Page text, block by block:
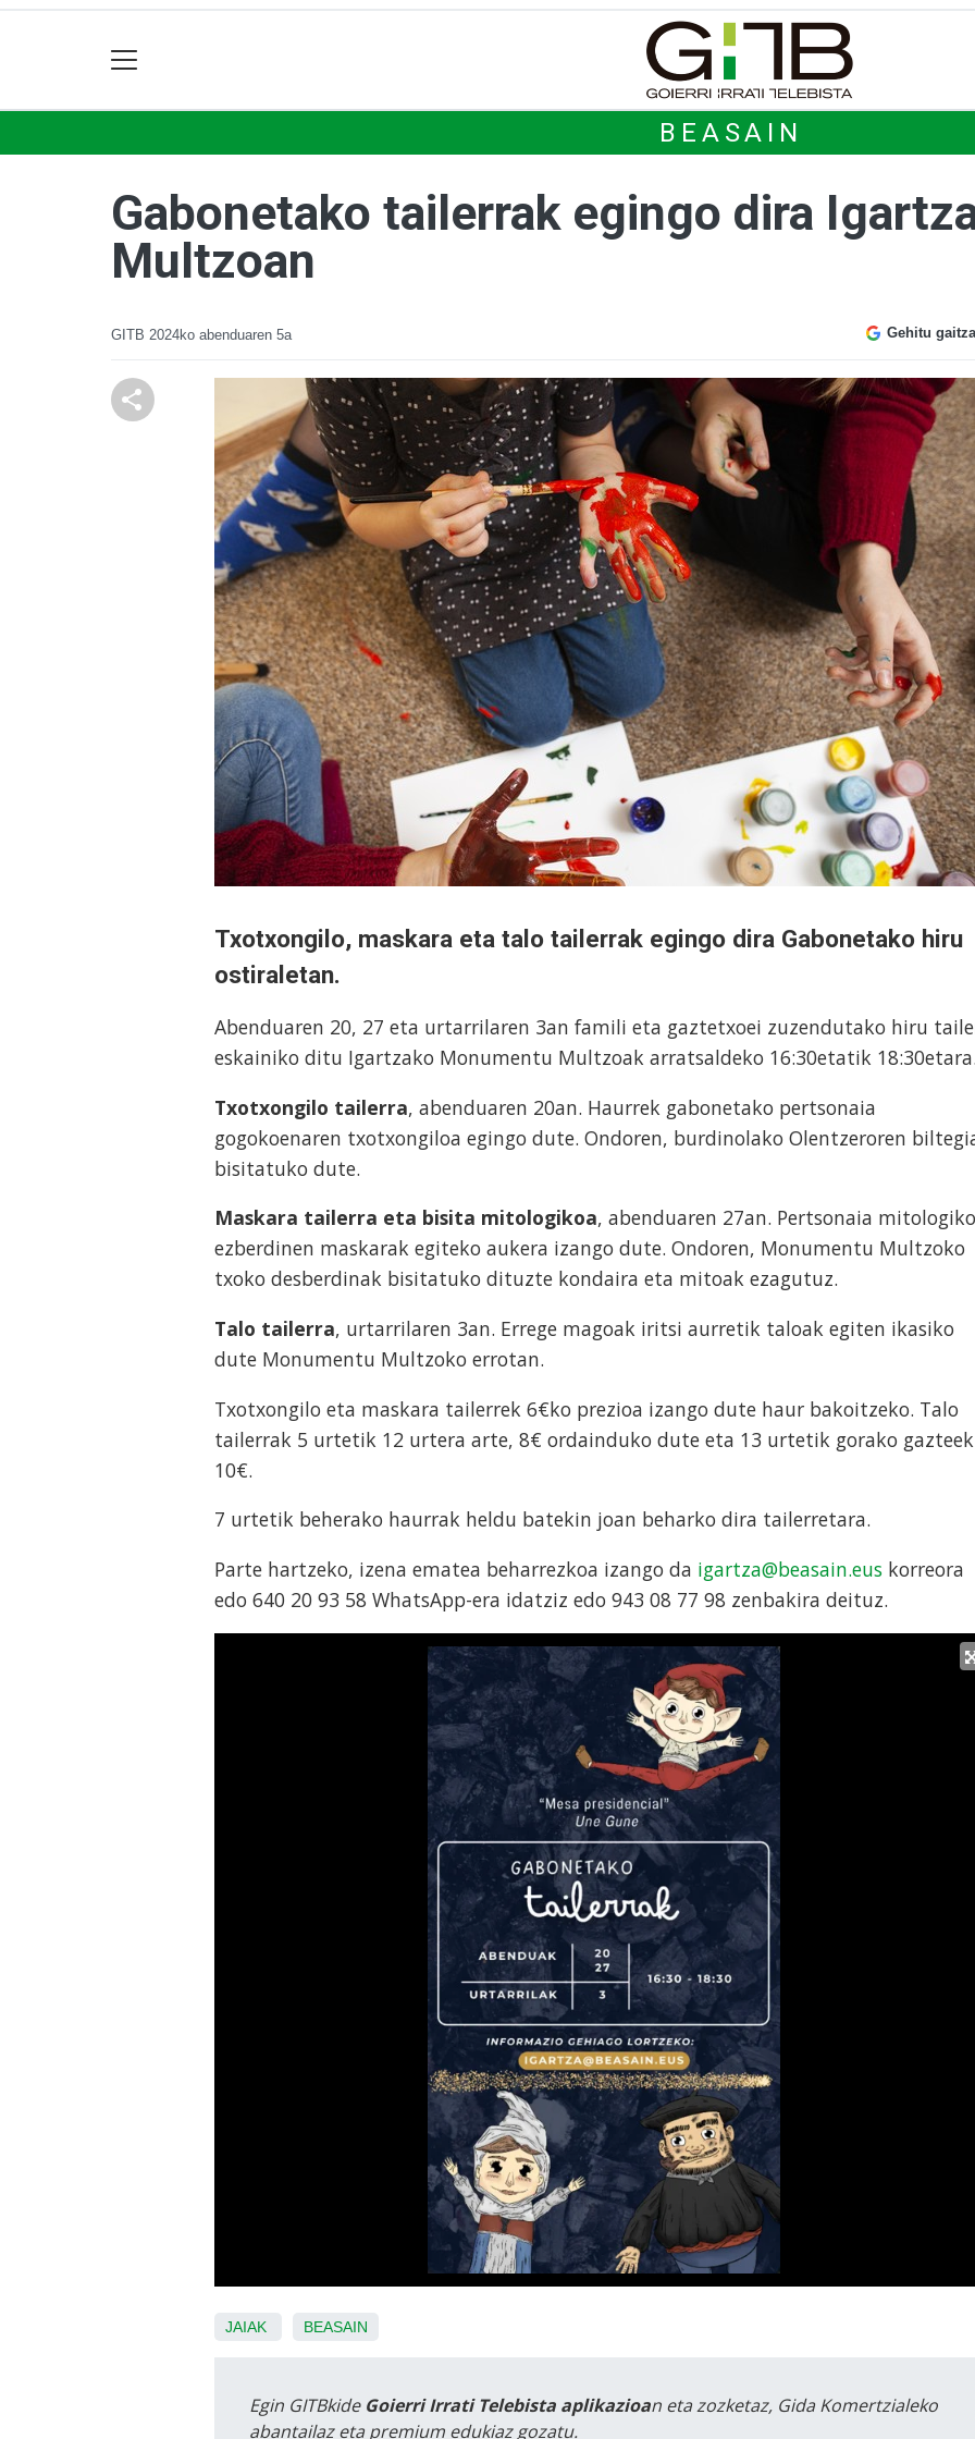
BEASAIN
Gabonetako tailerrak egingo dira
Multzoan
GITB 2024ko abenduaren 5a Gehitu
Txotxongilo, maskara eta talo tailerrak egingo dira Gabonetako hiru
ostiraletan.
Abenduaren 20, 27 eta urtarrilaren 3an famili eta gaztetxoei zuzendutako hiru
eskainiko ditu Igartzako Monumentu Multzoak arratsaldeko 16:30etatik 18:30etara.
Txotxongilo tailerra, abenduaren 20an. Haurrek gabonetako pertsonaia
gogokoenaren txotxongiloa egingo dute. Ondoren, burdinolako Olentzeroren
bisitatuko dute.
Maskara tailerra eta bisita mitologikoa, abenduaren 27an. Pertsonaia mitologiko
ezberdinen maskarak egiteko aukera izango dute. Ondoren, Monumentu Multzoko
txoko desberdinak bisitatuko dituzte kondaira eta mitoak ezagutuz.
Talo tailerra, urtarrilaren 3an. Errege magoak iritsi aurretik taloak egiten ikasiko
dute Monumentu Multzoko errotan.
Txotxongilo eta maskara tailerrek 6€ko prezioa izango dute haur bakoitzeko. Talo
tailerrak 5 urtetik 12 urtera arte, 8€ ordainduko dute eta 13 urtetik gorako gazteek
10€.
7 urtetik beherako haurrak heldu batekin joan beharko dira tailerretara.
Parte hartzeko, izena ematea beharrezkoa izango da igartza@beasain.eus korreora
edo 640 20 93 58 WhatsApp-era idatziz edo 943 08 77 98 zenbakira deituz.
JAIAK BEASAIN
Egin GITBkide Goierri Irrati Telebista aplikazioan eta zozketaz, Gida Komertzialeko
abantailaz eta premium edukiaz gozatu.